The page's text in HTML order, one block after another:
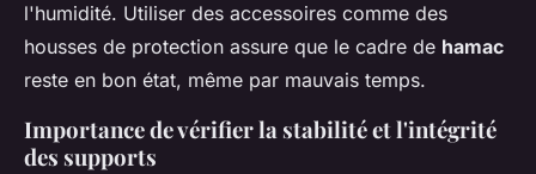
l'humidité. Utiliser des accessoires comme des
housses de protection assure que le cadre de hamac
reste en bon état, même par mauvais temps.
Importance de vérifier la stabilité et l'intégrité
des supports